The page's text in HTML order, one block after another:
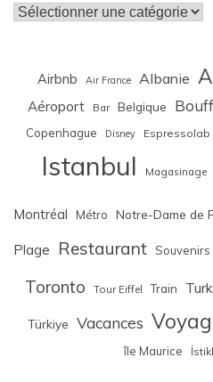
Catégories
Airbnb Air France Albanie
Aéroport Bar Belgique
Copenhague Disney Espressolab
Istanbul Magasinage
Montréal Métro Notre-Dame de
Plage Restaurant Souvenirs
Toronto Tour Eiffel Train
Türkiye Vacances
île Maurice